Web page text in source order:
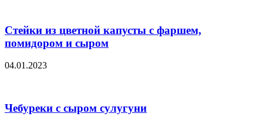
Стейки из цветной капусты с фаршем,
помидором и сыром
04.01.2023
Чебуреки с сыром сулугуни